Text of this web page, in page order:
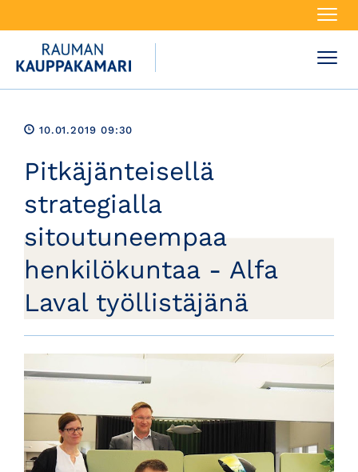
10.01.2019 09:30
Pitkäjänteisellä
strategialla
sitoutuneempaa
henkilökuntaa - Alfa
Laval työllistäjänä